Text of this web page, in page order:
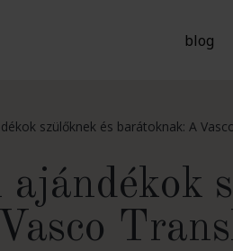
blog
szülőknek és barátoknak: A
Vasco